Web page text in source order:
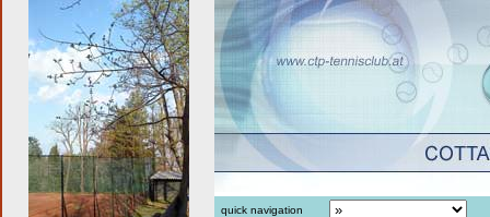
quick navigation